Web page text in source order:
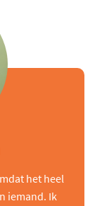
het heel
iemand. Ik